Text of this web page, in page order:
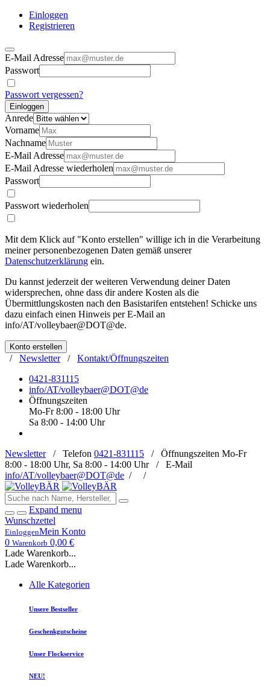
Einloggen
Registrieren
E-Mail Adresse
Passwort
Passwort vergessen?
Einloggen
Anrede
Vorname
Nachname
E-Mail Adresse
E-Mail Adresse wiederholen
Passwort
Passwort wiederholen
Mit dem Klick auf "Konto erstellen" willige ich in die Verarbeitung
meiner personenbezogenen Daten gemäß unserer
Datenschutzerklärung ein.
Du kannst jederzeit der weiteren Verwendung deiner Daten
widersprechen, ohne dass dir andere Kosten als die
Übermittlungskosten nach den Basistarifen entstehen! Schicke uns
dazu einfach einen Hinweis per E-Mail an
info/AT/volleybaer@DOT@de.
Konto erstellen
/ Newsletter/ Kontakt/Öffnungszeiten
0421-831115
info/AT/volleybaer@DOT@de
Öffnungszeiten
Mo-Fr 8:00 - 18:00 Uhr
Sa 8:00 - 14:00 Uhr
Newsletter/ Telefon 0421-831115 / Öffnungszeiten Mo-Fr
8:00 - 18:00 Uhr, Sa 8:00 - 14:00 Uhr / E-Mail
info/AT/volleybaer@DOT@de / /
Expand menu
Wunschzettel
EinloggenMein Konto
0 Warenkorb 0,00 €
Lade Warenkorb...
Lade Warenkorb...
Alle Kategorien
Unsere Bestseller
Geschenkgutscheine
Unser Flockservice
NEU!